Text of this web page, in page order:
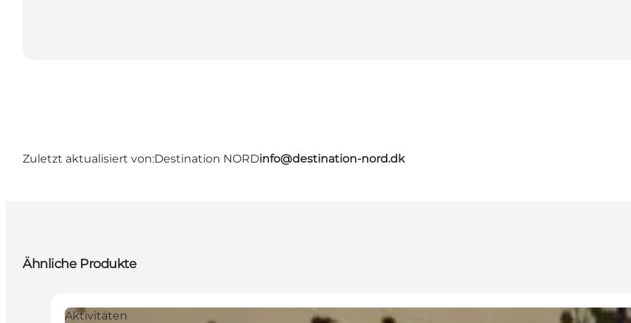
Zuletzt aktualisiert von:Destination NORDinfo@destination-nord.dk
Ähnliche Produkte
Aktivitäten